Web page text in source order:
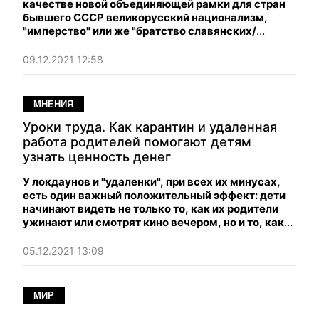
качестве новой объединяющей рамки для стран
бывшего СССР великорусский национализм,
"имперство" или же "братство славянских/
курам на смех; никто под это не подписывался.
09.12.2021 12:58
МНЕНИЯ
Уроки труда. Как карантин и удаленная
работа родителей помогают детям
узнать ценность денег
У локдаунов и "удаленки", при всех их минусах,
есть один важный положительный эффект: дети
начинают видеть не только то, как их родители
ужинают или смотрят кино вечером, но и то, как
опыта, связанного с трудом.
05.12.2021 13:09
МИР